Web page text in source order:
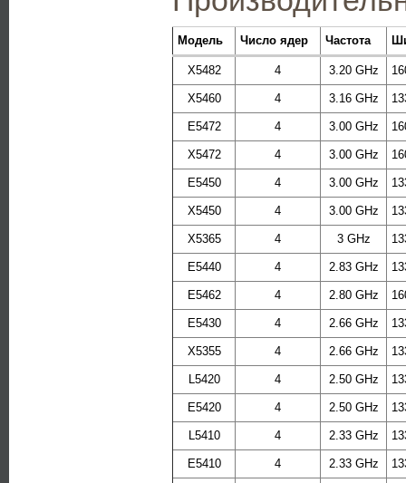
Модель Число ядер Частота
X5482 4 3.20 GHz
X5460 4 3.16 GHz
E5472 4 3.00 GHz
X5472 4 3.00 GHz
E5450 4 3.00 GHz
X5450 4 3.00 GHz
X5365 4 3 GHz
E5440 4 2.83 GHz
E5462 4 2.80 GHz
E5430 4 2.66 GHz
X5355 4 2.66 GHz
L5420 4 2.50 GHz
E5420 4 2.50 GHz
L5410 4 2.33 GHz
E5410 4 2.33 GHz